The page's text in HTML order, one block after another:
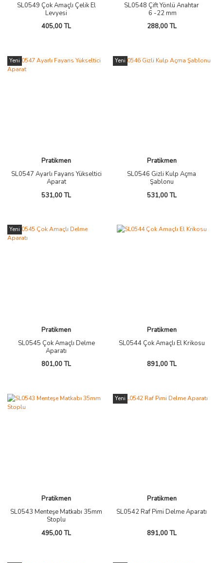
SL0549 Çok Amaçlı Çelik El
Levyesi
405,00 TL
SL0548 Çift Yönlü Anahtar
6 -22 mm
288,00 TL
Yeni
Pratikmen
SL0547 Ayarlı Fayans Yükseltici
Aparat
531,00 TL
Yeni
Pratikmen
SL0546 Gizli Kulp Açma
Şablonu
531,00 TL
Yeni
Pratikmen
SL0545 Çok Amaçlı Delme
Aparatı
801,00 TL
Pratikmen
SL0544 Çok Amaçlı El Krikosu
891,00 TL
Pratikmen
SL0543 Menteşe Matkabı 35mm
Stoplu
495,00 TL
Yeni
Pratikmen
SL0542 Raf Pimi Delme Aparatı
891,00 TL